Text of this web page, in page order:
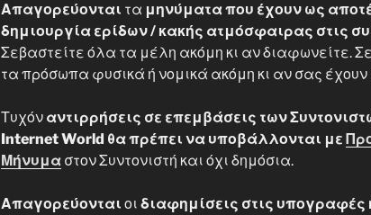
Απαγορεύονται τα μηνύματα που έχουν ως
δημιουργία ερίδων / κακής ατμόσφαιρας στις
Σεβαστείτε όλα τα μέλη ακόμη κι αν διαφωνείτε.
τα πρόσωπα φυσικά ή νομικά ακόμη κι αν σας
Τυχόν αντιρρήσεις σε επεμβάσεις των
Internet World θα πρέπει να υποβάλλονται με
Μήνυμαστον Συντονιστή και όχι δημόσια.
Απαγορεύονται οι διαφημίσεις στις υπογραφές